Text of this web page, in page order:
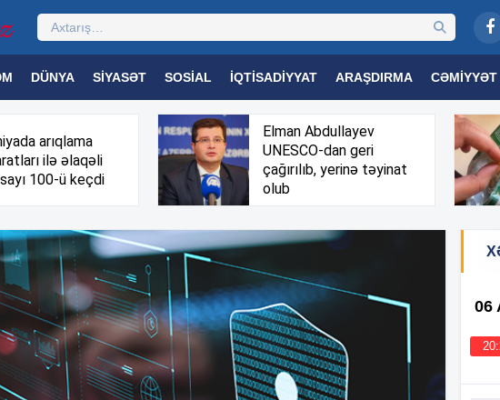
DÜNYA SIYASƏT SOSIAL İQTISADIYYAT ARAŞDIRMA CƏMIYYƏT
TƏHSIL SAĞLAMLIQ MARAQLI TRIBUNA TV
arıqlama
ilə əlaqəli
100-ü keçdi
Elman Abdullayev
UNESCO-dan geri
çağırılıb, yerinə təyinat
olub
06